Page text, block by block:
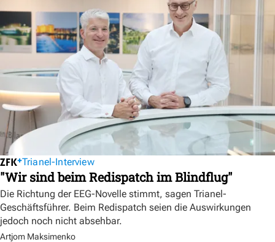
Trianel-Interview
"Wir sind beim Redispatch im Blindflug"
Die Richtung der EEG-Novelle stimmt, sagen Trianel-
Geschäftsführer. Beim Redispatch seien die Auswirkungen
jedoch noch nicht absehbar.
Artjom Maksimenko